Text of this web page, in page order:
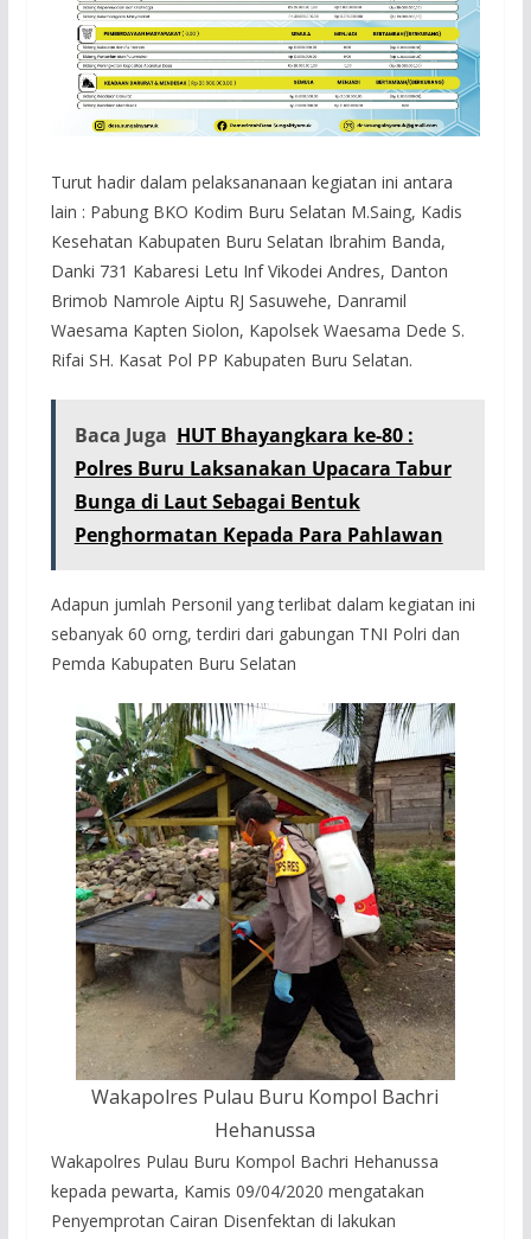
Turut hadir dalam pelaksananaan kegiatan ini antara
lain : Pabung BKO Kodim Buru Selatan M.Saing, Kadis
Kesehatan Kabupaten Buru Selatan Ibrahim Banda,
Danki 731 Kabaresi Letu Inf Vikodei Andres, Danton
Brimob Namrole Aiptu RJ Sasuwehe, Danramil
Waesama Kapten Siolon, Kapolsek Waesama Dede S.
Rifai SH. Kasat Pol PP Kabupaten Buru Selatan.
Baca Juga HUT Bhayangkara ke-80 :
Polres Buru Laksanakan Upacara Tabur
Bunga di Laut Sebagai Bentuk
Penghormatan Kepada Para Pahlawan
Adapun jumlah Personil yang terlibat dalam kegiatan ini
sebanyak 60 orng, terdiri dari gabungan TNI Polri dan
Pemda Kabupaten Buru Selatan
Wakapolres Pulau Buru Kompol Bachri
Hehanussa
Wakapolres Pulau Buru Kompol Bachri Hehanussa
kepada pewarta, Kamis 09/04/2020 mengatakan
Penyemprotan Cairan Disenfektan di lakukan